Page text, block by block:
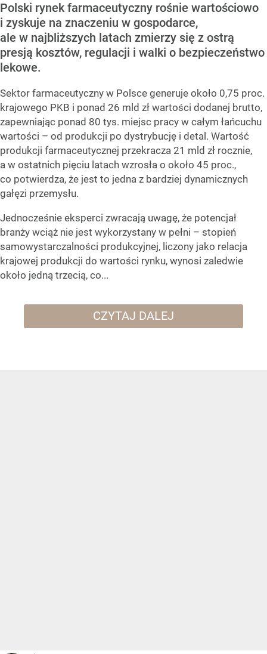
Polski rynek farmaceutyczny rośnie wartościowo
i zyskuje na znaczeniu w gospodarce,
ale w najbliższych latach zmierzy się z ostrą
presją kosztów, regulacji i walki o bezpieczeństwo
lekowe.
Sektor farmaceutyczny w Polsce generuje około 0,75 proc.
krajowego PKB i ponad 26 mld zł wartości dodanej brutto,
zapewniając ponad 80 tys. miejsc pracy w całym łańcuchu
wartości – od produkcji po dystrybucję i detal. Wartość
produkcji farmaceutycznej przekracza 21 mld zł rocznie,
a w ostatnich pięciu latach wzrosła o około 45 proc.,
co potwierdza, że jest to jedna z bardziej dynamicznych
gałęzi przemysłu.
Jednocześnie eksperci zwracają uwagę, że potencjał
branży wciąż nie jest wykorzystany w pełni – stopień
samowystarczalności produkcyjnej, liczony jako relacja
krajowej produkcji do wartości rynku, wynosi zaledwie
około jedną trzecią, co...
CZYTAJ DALEJ